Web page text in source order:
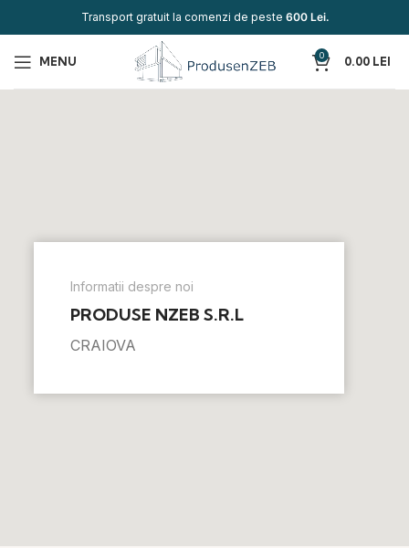
Transport gratuit la comenzi de peste 600 Lei.
MENU 0 0.00 LEI
Informatii despre noi
PRODUSE NZEB S.R.L
CRAIOVA